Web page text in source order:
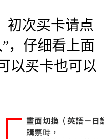
初次买卡请点
，仔细看上面
以买卡也可以